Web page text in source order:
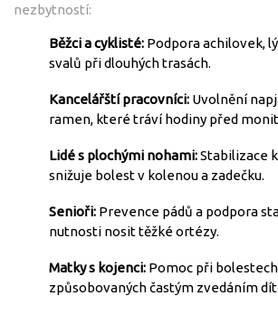
nezbytností:
Běžci a cyklisté: Podpora achilovek,
svalů při dlouhých trasách.
Kancelářští pracovníci: Uvolnění
ramen, které tráví hodiny před
Lidé s plochými nohami:Stabilizace
snižuje bolest v kolenou a zadečku.
Senioři: Prevence pádů a podpora
nutnosti nosit těžké ortézy.
Matky s kojenci: Pomoc při
způsobovaných častým zvedáním